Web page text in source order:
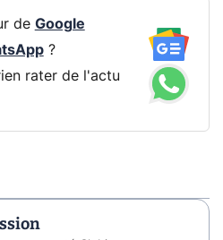
de Google
?
rater de l'actu